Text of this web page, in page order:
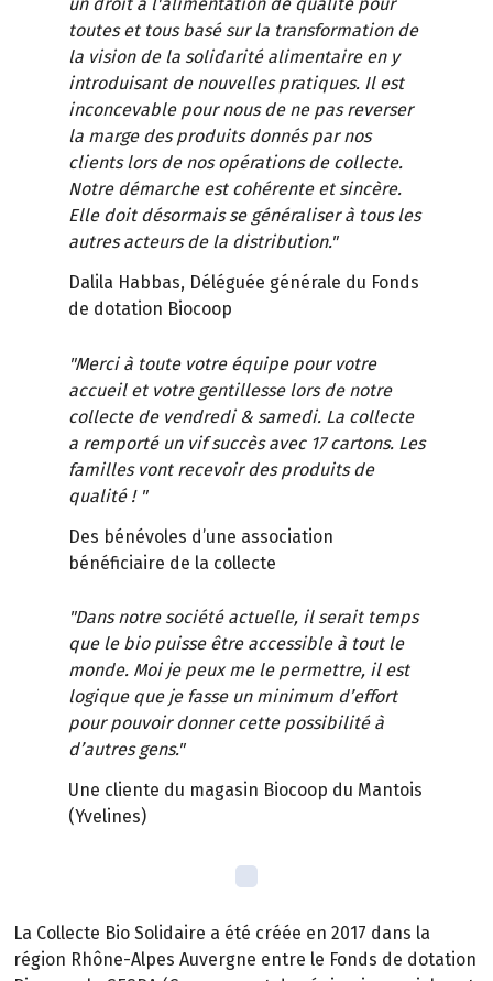
un droit à l'alimentation de qualité pour
toutes et tous basé sur la transformation de
la vision de la solidarité alimentaire en y
introduisant de nouvelles pratiques. Il est
inconcevable pour nous de ne pas reverser
la marge des produits donnés par nos
clients lors de nos opérations de collecte.
Notre démarche est cohérente et sincère.
Elle doit désormais se généraliser à tous les
autres acteurs de la distribution."
Dalila Habbas, Déléguée générale du Fonds
de dotation Biocoop
"Merci à toute votre équipe pour votre
accueil et votre gentillesse lors de notre
collecte de vendredi & samedi. La collecte
a remporté un vif succès avec 17 cartons. Les
familles vont recevoir des produits de
qualité ! "
Des bénévoles d’une association
bénéficiaire de la collecte
"Dans notre société actuelle, il serait temps
que le bio puisse être accessible à tout le
monde. Moi je peux me le permettre, il est
logique que je fasse un minimum d’effort
pour pouvoir donner cette possibilité à
d’autres gens."
Une cliente du magasin Biocoop du Mantois
(Yvelines)
La Collecte Bio Solidaire a été créée en 2017 dans la
région Rhône-Alpes Auvergne entre le Fonds de dotation